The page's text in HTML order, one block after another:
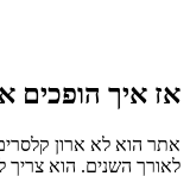
אז איך הופכים
אתר הוא לא ארון